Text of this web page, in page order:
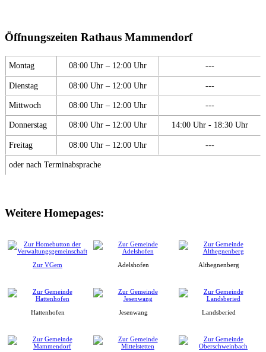
Öffnungszeiten Rathaus Mammendorf
Montag 08:00 Uhr – 12:00 Uhr ---
Dienstag 08:00 Uhr – 12:00 Uhr ---
Mittwoch 08:00 Uhr – 12:00 Uhr ---
Donnerstag 08:00 Uhr – 12:00 Uhr 14:00 Uhr - 18:30 Uhr
Freitag 08:00 Uhr – 12:00 Uhr ---
oder nach Terminabsprache
Weitere Homepages:
Zur VGem Adelshofen Althegnenberg
Hattenhofen Jesenwang Landsberied